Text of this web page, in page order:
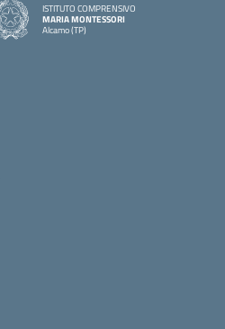
ISTITUTO COMPRENSIVO
MARIA MONTESSORI
Alcamo (TP)